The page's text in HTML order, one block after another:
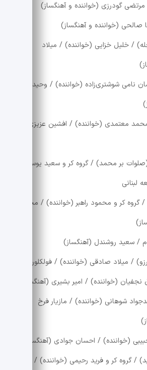
گودرزی (خواننده و آهنگساز)
صالحی (خواننده و آهنگساز)
/ خلیل خزایی (خواننده) / میلاد
نامی شوشتری‌زاده (خواننده) / وحید
معتمدی (خواننده) / افشین عزیزی
بر محمد) / گروه کر و سعید یوسفی
لبنانی
کر و محمود راهبر (خواننده) / مجید
/ سعید روشندل (آهنگساز)
/ میلاد صادقی (خواننده) / فولکلور
(خواننده) / امیر بشیری (آهنگساز)
شوهانی (خواننده) / مازیار فرخ
(خواننده) / احسان جوادی (آهنگساز)
/ گروه کر و فرید رحیمی (خواننده) / زیاد